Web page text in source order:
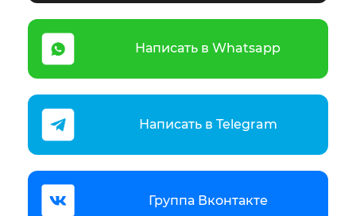
Написать в Whatsapp
Написать в Telegram
Группа Вконтакте